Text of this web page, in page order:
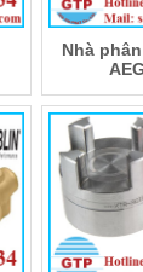
Nhà